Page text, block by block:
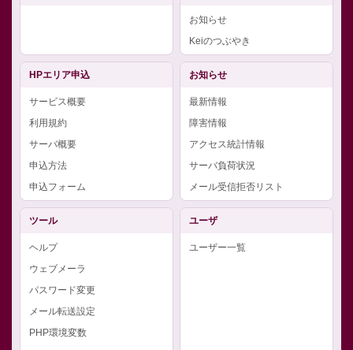
お知らせ
Keiのつぶやき
HPエリア申込
サービス概要
利用規約
サーバ概要
申込方法
申込フォーム
お知らせ
最新情報
障害情報
アクセス統計情報
サーバ負荷状況
メール受信拒否リスト
ツール
ヘルプ
ウェブメーラ
パスワード変更
メール転送設定
PHP環境変数
ユーザ
ユーザー一覧